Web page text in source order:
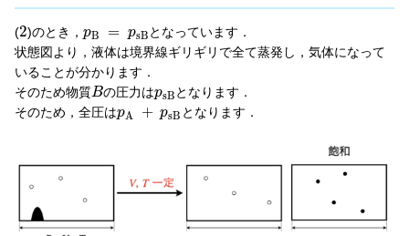
(2)のとき，pB = psB となっています．
状態図より，液体は境界線ギリギリで全て蒸発し，気体になって
いることが分かります．
そのため物質Bの圧力はpsB となります．
そのため，全圧はpA + psB となります．